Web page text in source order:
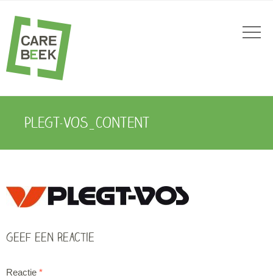
PLEGT-VOS_CONTENT
Geef een reactie
Reactie *